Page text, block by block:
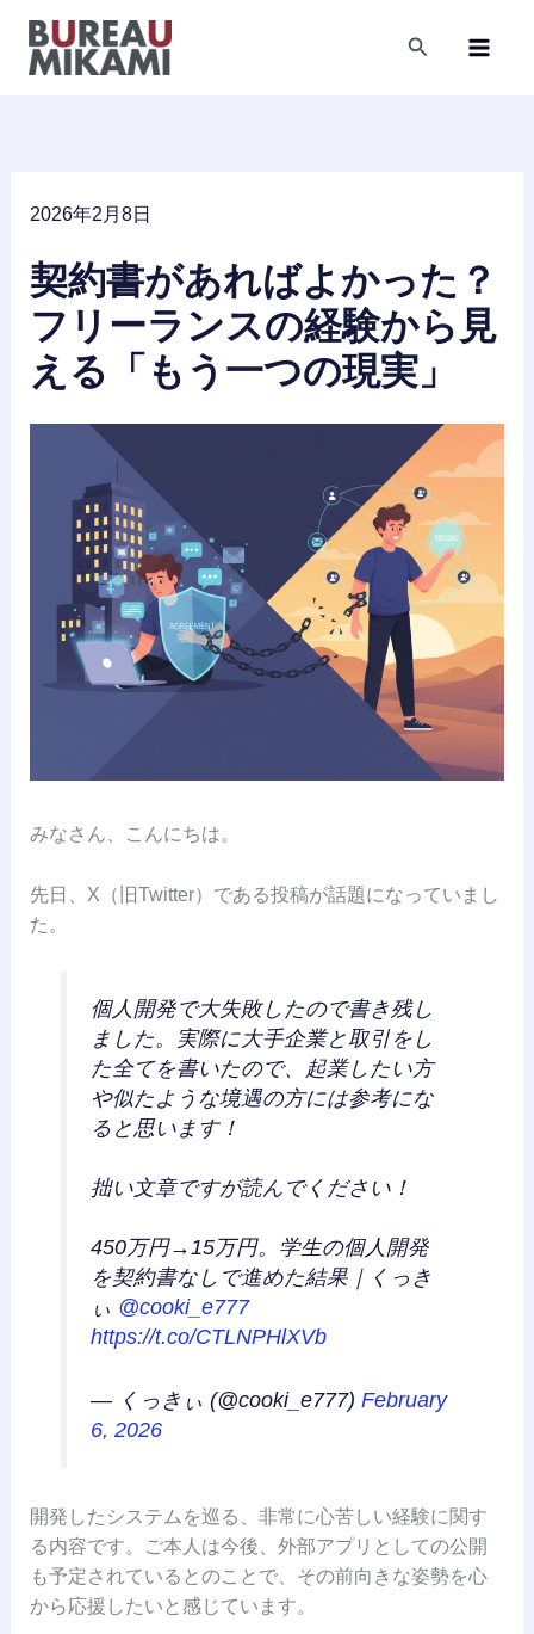
検
2026年2月8日
契約書があればよかった？
フリーランスの経験から見
える「もう一つの現実」
みなさん、こんにちは。
先日、X（旧Twitter）である投稿が話題になっていまし
た。
個人開発で大失敗したので書き残し
ました。実際に大手企業と取引をし
た全てを書いたので、起業したい方
や似たような境遇の方には参考にな
ると思います！
拙い文章ですが読んでください！
450万円→15万円。学生の個人開発
を契約書なしで進めた結果｜くっき
ぃ @cooki_e777
https://t.co/CTLNPHlXVb
— くっきぃ (@cooki_e777)February
6, 2026
開発したシステムを巡る、非常に心苦しい経験に関す
る内容です。ご本人は今後、外部アプリとしての公開
も予定されているとのことで、その前向きな姿勢を心
から応援したいと感じています。